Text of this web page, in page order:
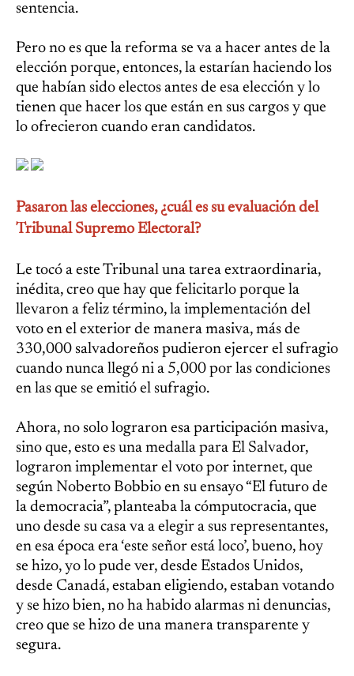
sentencia.
Pero no es que la reforma se va a hacer antes de la
elección porque, entonces, la estarían haciendo los
que habían sido electos antes de esa elección y lo
tienen que hacer los que están en sus cargos y que
lo ofrecieron cuando eran candidatos.
Pasaron las elecciones, ¿cuál es su evaluación del
Tribunal Supremo Electoral?
Le tocó a este Tribunal una tarea extraordinaria,
inédita, creo que hay que felicitarlo porque la
llevaron a feliz término, la implementación del
voto en el exterior de manera masiva, más de
330,000 salvadoreños pudieron ejercer el sufragio
cuando nunca llegó ni a 5,000 por las condiciones
en las que se emitió el sufragio.
Ahora, no solo lograron esa participación masiva,
sino que, esto es una medalla para El Salvador,
lograron implementar el voto por internet, que
según Noberto Bobbio en su ensayo “El futuro de
la democracia”, planteaba la cómputocracia, que
uno desde su casa va a elegir a sus representantes,
en esa época era ‘este señor está loco’, bueno, hoy
se hizo, yo lo pude ver, desde Estados Unidos,
desde Canadá, estaban eligiendo, estaban votando
y se hizo bien, no ha habido alarmas ni denuncias,
creo que se hizo de una manera transparente y
segura.